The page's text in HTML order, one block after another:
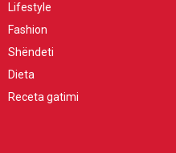
Lifestyle
Fashion
Shëndeti
Dieta
Receta gatimi